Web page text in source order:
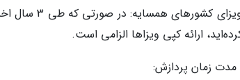
کپی ویزای
ارائه کپی ویزاها الزامی است.
مدت زمان پردازش: